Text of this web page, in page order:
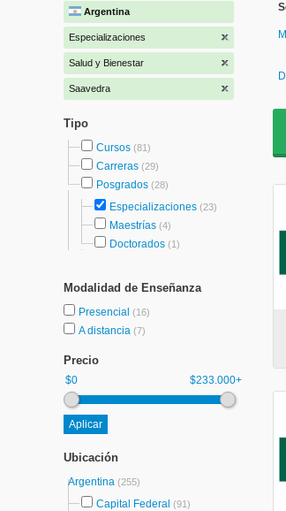
Argentina
Especializaciones
Salud y Bienestar
Saavedra
Tipo
Cursos (81)
Carreras (29)
Posgrados (28)
Especializaciones (23)
Maestrías (4)
Doctorados (1)
Modalidad de Enseñanza
Presencial (16)
A distancia (7)
Precio
$0 $233.000+
Ubicación
Argentina (255)
Capital Federal (91)